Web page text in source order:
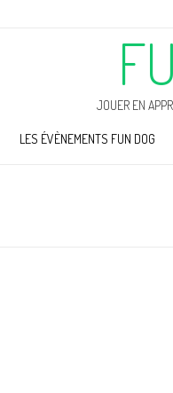
JOUER EN
LES ÉVÈNEMENTS FUN DOG